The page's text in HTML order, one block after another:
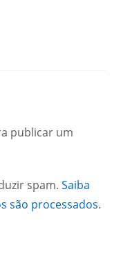
publicar um
spam.Saiba
são processados.